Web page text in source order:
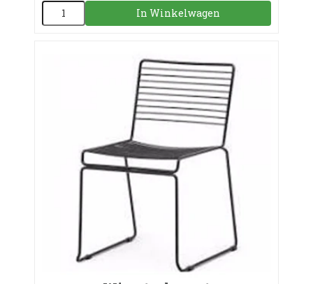
In Winkelwagen